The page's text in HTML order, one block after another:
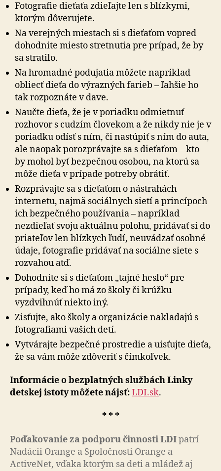
Fotografie dieťaťa zdieľajte len s blízkymi,
ktorým dôverujete.
Na verejných miestach si s dieťaťom vopred
dohodnite miesto stretnutia pre prípad, že by
sa stratilo.
Na hromadné podujatia môžete napríklad
obliecť dieťa do výrazných farieb – ľahšie ho
tak rozpoznáte v dave.
Naučte dieťa, že je v poriadku odmietnuť
rozhovor s cudzím človekom a že nikdy nie je v
poriadku odísť s ním, či nastúpiť s ním do auta,
ale naopak porozprávajte sa s dieťaťom – kto
by mohol byť bezpečnou osobou, na ktorú sa
môže dieťa v prípade potreby obrátiť.
Rozprávajte sa s dieťaťom o nástrahách
internetu, najmä sociálnych sietí a princípoch
ich bezpečného používania – napríklad
nezdieľať svoju aktuálnu polohu, pridávať si do
priateľov len blízkych ľudí, neuvádzať osobné
údaje, fotografie pridávať na sociálne siete s
rozvahou atď.
Dohodnite si s dieťaťom „tajné heslo“ pre
prípady, keď ho má zo školy či krúžku
vyzdvihnúť niekto iný.
Zisťujte, ako školy a organizácie nakladajú s
fotografiami vašich detí.
Vytvárajte bezpečné prostredie a uisťujte dieťa,
že sa vám môže zdôveriť s čímkoľvek.
Informácie o bezplatných službách Linky
detskej istoty môžete nájsť:LDI.sk.
* * *
Poďakovanie za podporu činnosti LDIpatrí
Nadácii Orange a Spoločnosti Orange a
ActiveNet, vďaka ktorým sa deti a mládež aj